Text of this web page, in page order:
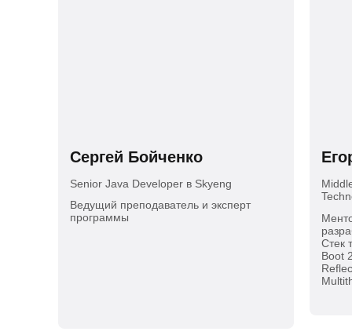
Стек
Boot
Сергей Бойченко
Senior Java Developer в Skyeng
Ведущий преподаватель и эксперт
программы